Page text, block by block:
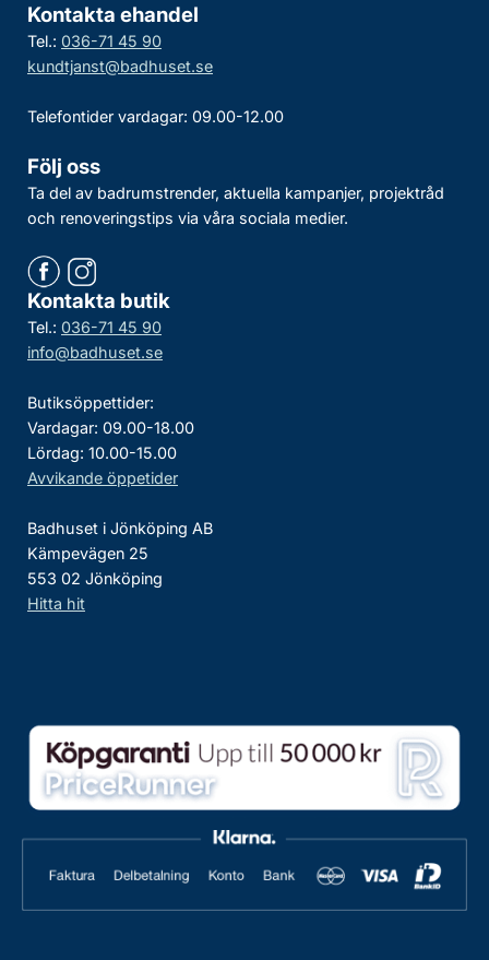
Kontakta ehandel
Tel.: 036-71 45 90
kundtjanst@badhuset.se
Telefontider vardagar: 09.00-12.00
Följ oss
Ta del av badrumstrender, aktuella kampanjer, projektråd
och renoveringstips via våra sociala medier.
Kontakta butik
Tel.: 036-71 45 90
info@badhuset.se
Butiksöppettider:
Vardagar: 09.00-18.00
Lördag: 10.00-15.00
Avvikande öppetider
Badhuset i Jönköping AB
Kämpevägen 25
553 02 Jönköping
Hitta hit